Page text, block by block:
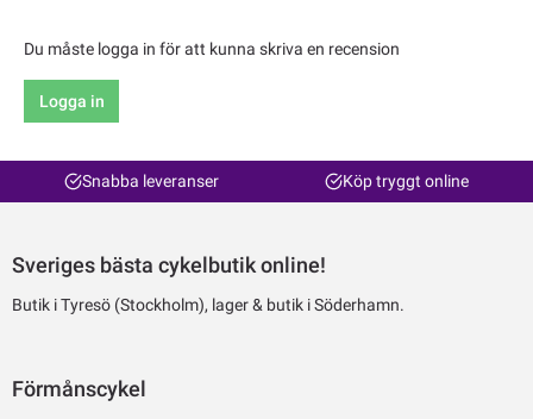
Du måste logga in för att kunna skriva en recension
Logga in
Snabba leveranser Köp tryggt online
Sveriges bästa cykelbutik online!
Butik i Tyresö (Stockholm), lager & butik i Söderhamn.
Förmånscykel